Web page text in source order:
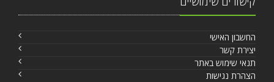
החשבון האישי
יצירת קשר
תנאי שימוש באתר
הצהרת נגישות